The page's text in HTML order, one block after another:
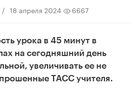
/ 18 апреля 2024 6667
урока в 45 минут в
на сегодняшний день
увеличивать ее не
ТАСС учителя.